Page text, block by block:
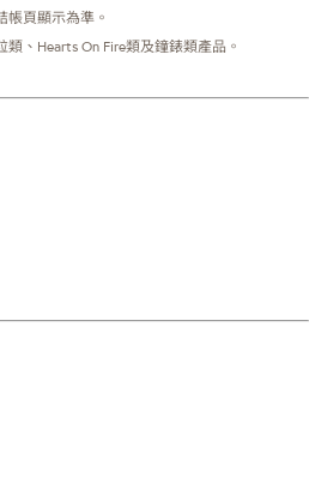
帳頁顯示為準。
、Hearts On Fire類及鐘錶類產品。